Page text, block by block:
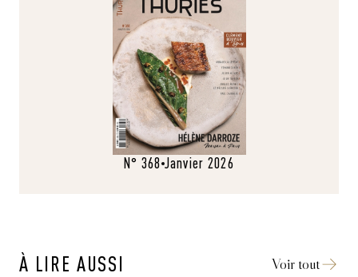
N° 368 Janvier 2026
À LIRE AUSSI Voir tout